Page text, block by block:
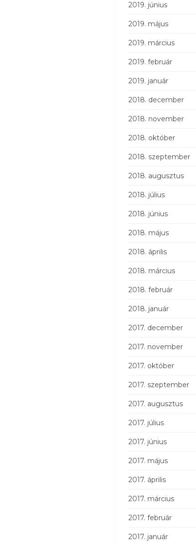
2019. június
2019. május
2019. március
2019. február
2019. január
2018. december
2018. november
2018. október
2018. szeptember
2018. augusztus
2018. július
2018. június
2018. május
2018. április
2018. március
2018. február
2018. január
2017. december
2017. november
2017. október
2017. szeptember
2017. augusztus
2017. július
2017. június
2017. május
2017. április
2017. március
2017. február
2017. január